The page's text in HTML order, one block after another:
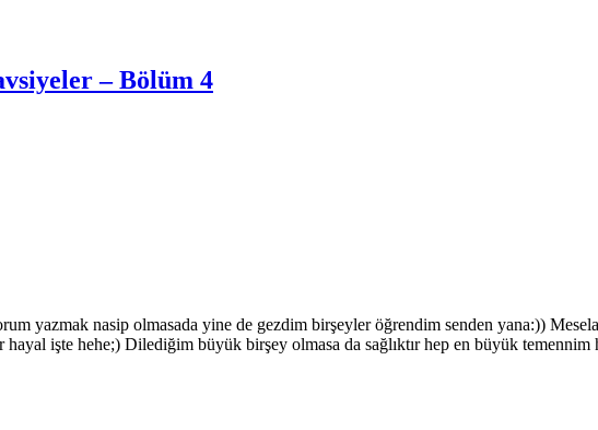
– Bölüm 4
yazmak nasip olmasada yine de gezdim birşeyler öğrendim senden yana:))
işte hehe;) Dilediğim büyük birşey olmasa da sağlıktır hep en büyük